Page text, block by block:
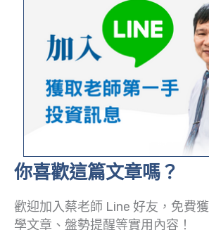
你喜歡這篇文章嗎？
歡迎加入蔡老師 Line 好友，免費
學文章、盤勢提醒等實用內容！